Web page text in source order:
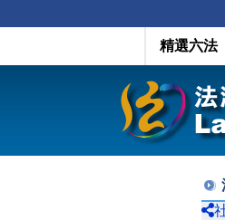
精選六法